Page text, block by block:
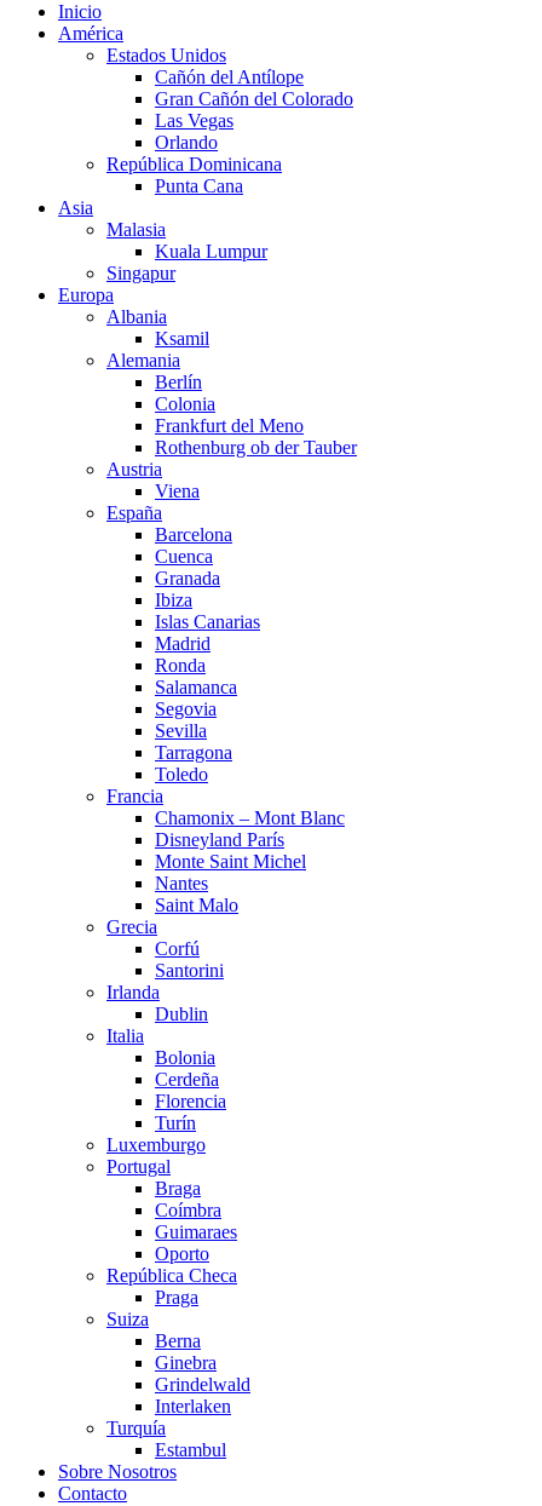
Inicio
América
Estados Unidos
Cañón del Antílope
Gran Cañón del Colorado
Las Vegas
Orlando
República Dominicana
Punta Cana
Asia
Malasia
Kuala Lumpur
Singapur
Europa
Albania
Ksamil
Alemania
Berlín
Colonia
Frankfurt del Meno
Rothenburg ob der Tauber
Austria
Viena
España
Barcelona
Cuenca
Granada
Ibiza
Islas Canarias
Madrid
Ronda
Salamanca
Segovia
Sevilla
Tarragona
Toledo
Francia
Chamonix – Mont Blanc
Disneyland París
Monte Saint Michel
Nantes
Saint Malo
Grecia
Corfú
Santorini
Irlanda
Dublin
Italia
Bolonia
Cerdeña
Florencia
Turín
Luxemburgo
Portugal
Braga
Coímbra
Guimaraes
Oporto
República Checa
Praga
Suiza
Berna
Ginebra
Grindelwald
Interlaken
Turquía
Estambul
Sobre Nosotros
Contacto